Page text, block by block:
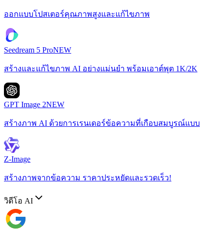
ออกแบบโปสเตอร์คุณภาพสูงและแก้ไขภาพ
Seedream 5 ProNEW
สร้างและแก้ไขภาพ AI อย่างแม่นยำ พร้อมเอาต์พุต 1K/2K
GPT Image 2NEW
สร้างภาพ AI ด้วยการเรนเดอร์ข้อความที่เกือบสมบูรณ์แบบ
Z-Image
สร้างภาพจากข้อความ ราคาประหยัดและรวดเร็ว!
วิดีโอ AI